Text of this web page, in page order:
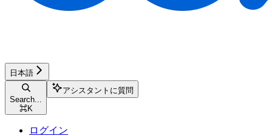
日本語
Search...
⌘K
アシスタントに質問
ログイン